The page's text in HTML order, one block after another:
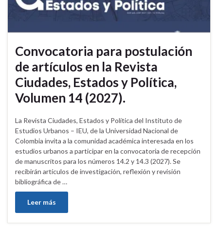
Convocatoria para postulación
de artículos en la Revista
Ciudades, Estados y Política,
Volumen 14 (2027).
La Revista Ciudades, Estados y Política del Instituto de
Estudios Urbanos – IEU, de la Universidad Nacional de
Colombia invita a la comunidad académica interesada en los
estudios urbanos a participar en la convocatoria de recepción
de manuscritos para los números 14.2 y 14.3 (2027). Se
recibirán artículos de investigación, reflexión y revisión
bibliográfica de …
Leer más